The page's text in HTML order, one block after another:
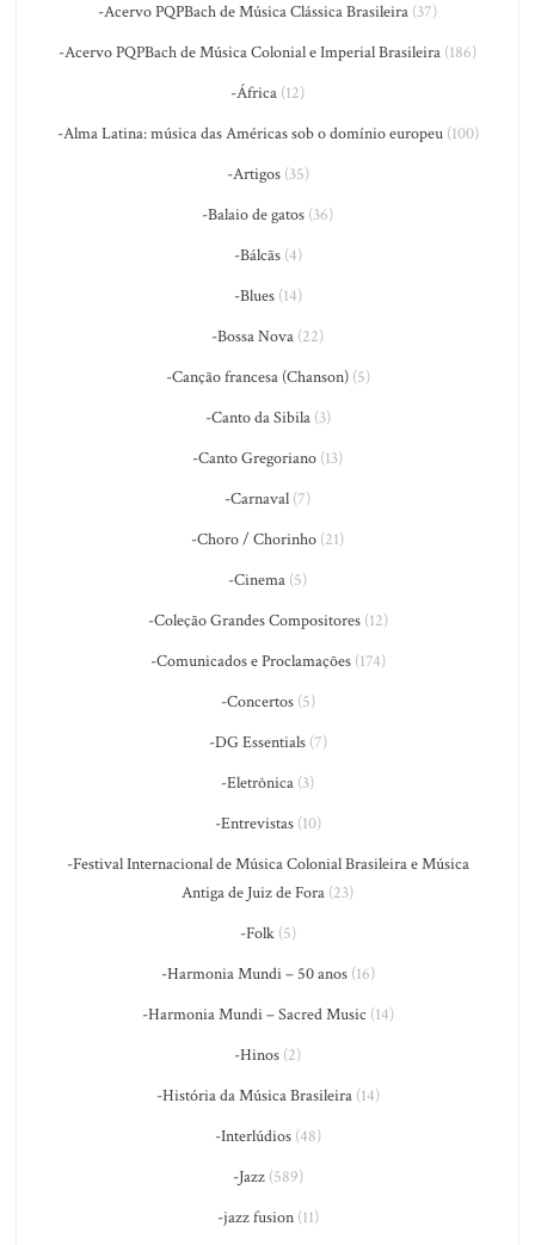
-Acervo PQPBach de Música Clássica Brasileira (37)
-Acervo PQPBach de Música Colonial e Imperial Brasileira (186)
-África (12)
-Alma Latina: música das Américas sob o domínio europeu(100)
-Artigos(35)
-Balaio de gatos (36)
-Bálcãs(4)
-Blues(14)
-Bossa Nova (22)
-Canção francesa (Chanson)(5)
-Canto da Sibila(3)
-Canto Gregoriano (13)
-Carnaval (7)
-Choro / Chorinho (21)
-Cinema (5)
-Coleção Grandes Compositores(12)
-Comunicados e Proclamações(174)
-Concertos(5)
-DG Essentials(7)
-Eletrônica (3)
-Entrevistas(10)
-Festival Internacional de Música Colonial Brasileira e Música
Antiga de Juiz de Fora (23)
-Folk(5)
-Harmonia Mundi – 50 anos(16)
-Harmonia Mundi – Sacred Music (14)
-Hinos (2)
-História da Música Brasileira(14)
-Interlúdios(48)
-Jazz(589)
-jazz fusion(11)